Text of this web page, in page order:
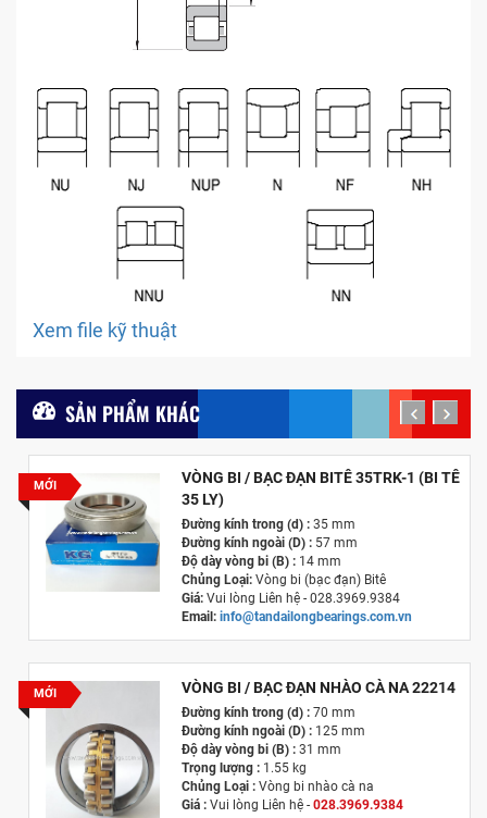
Xem file kỹ thuật
SẢN PHẨM KHÁC
MỚI
VÒNG BI / BẠC ĐẠN BITÊ 35TRK-1 (BI TÊ
35 LY)
Đường kính trong (d) :35 mm
Đường kính ngoài (D) :57 mm
Độ dày vòng bi (B) :14 mm
Chủng Loại: Vòng bi (bạc đạn) Bitê
Giá:Vui lòng Liên hệ - 028.3969.9384
Email: info@tandailongbearings.com.vn
MỚI VÒNG BI / BẠC ĐẠN NHÀO CÀ NA 22214
Đường kính trong (d) :70 mm
Đường kính ngoài (D) :125 mm
Độ dày vòng bi (B) :31 mm
Trọng lượng : 1.55 kg
Chủng Loại : Vòng bi nhào cà na
Giá :Vui lòng Liên hệ - 028.3969.9384
prev next